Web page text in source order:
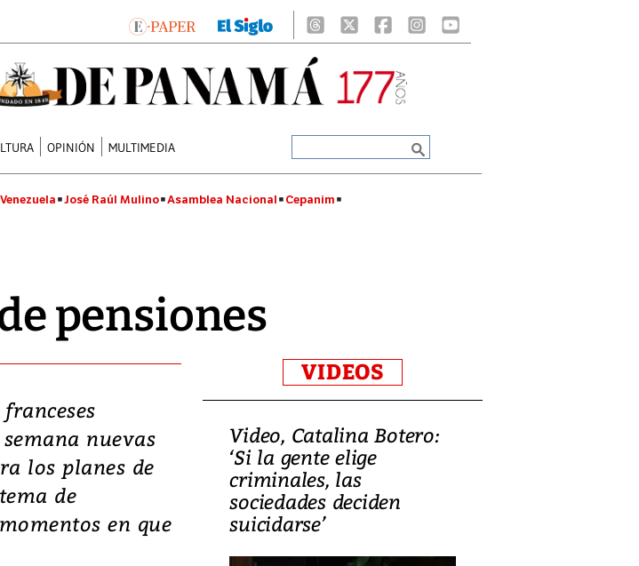
OPINIÓN MULTIMEDIA
Venezuela José Raúl Mulino Asamblea Nacional Cepanim
pensiones
nuevas
los planes de
de
en que
VIDEOS
Japón: Terremoto
y graves
en Kumamoto
Video, Catalina Botero:
‘Si la gente elige
criminales, las
sociedades deciden
suicidarse’